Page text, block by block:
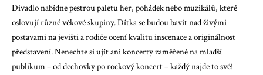
Divadlo nabídne pestrou paletu her, pohádek nebo muzikálů, které
oslovují různé věkové skupiny. Dítka se budou bavit nad živými
postavami na jevišti a rodiče ocení kvalitu inscenace a originálnost
představení. Nenechte si ujít ani koncerty zaměřené na mladší
publikum – od dechovky po rockový koncert – každý najde to své!